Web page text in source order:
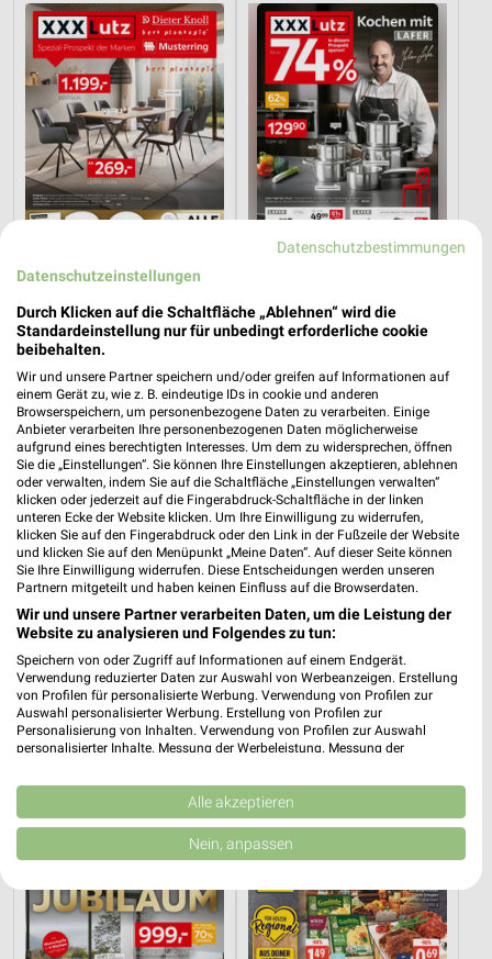
36,9 km
Spezial-Prospekt der Marken
Gültig bis Fr. 21.08.
36,9 km
Angebote ab 08.08.
XXXLutz
36,9 km
Büro Spezial
XXXLutz
36,9 km
Wohnenpreishits
XXXLutz EDEKA
Datenschutzbestimmungen
Datenschutzeinstellungen
Durch Klicken auf die Schaltfläche „Ablehnen“ wird die
Standardeinstellung nur für unbedingt erforderliche cookie
beibehalten.
Wir und unsere Partner speichern und/oder greifen auf Informationen auf
einem Gerät zu, wie z. B. eindeutige IDs in cookie und anderen
Browserspeichern, um personenbezogene Daten zu verarbeiten. Einige
Anbieter verarbeiten Ihre personenbezogenen Daten möglicherweise
aufgrund eines berechtigten Interesses. Um dem zu widersprechen, öffnen
Sie die „Einstellungen“. Sie können Ihre Einstellungen akzeptieren, ablehnen
oder verwalten, indem Sie auf die Schaltfläche „Einstellungen verwalten“
klicken oder jederzeit auf die Fingerabdruck-Schaltfläche in der linken
unteren Ecke der Website klicken. Um Ihre Einwilligung zu widerrufen,
klicken Sie auf den Fingerabdruck oder den Link in der Fußzeile der Website
und klicken Sie auf den Menüpunkt „Meine Daten“. Auf dieser Seite können
Sie Ihre Einwilligung widerrufen. Diese Entscheidungen werden unseren
Partnern mitgeteilt und haben keinen Einfluss auf die Browserdaten.
Wir und unsere Partner verarbeiten Daten, um die Leistung der
Website zu analysieren und Folgendes zu tun:
Speichern von oder Zugriff auf Informationen auf einem Endgerät.
Verwendung reduzierter Daten zur Auswahl von Werbeanzeigen. Erstellung
von Profilen für personalisierte Werbung. Verwendung von Profilen zur
Auswahl personalisierter Werbung. Erstellung von Profilen zur
Personalisierung von Inhalten. Verwendung von Profilen zur Auswahl
personalisierter Inhalte. Messung der Werbeleistung. Messung der
Kombinationen von Daten aus verschiedenen Quellen. Entwicklung und
Verbesserung der Angebote. Verwendung reduzierter Daten zur Auswahl
von Inhalten.
Daten können außerhalb der Europäischen Union weitergegeben und in die
USA gesendet werden.
Website/App.
Partnerliste anzeigen (1 IAB-Anbieter)
Wir nutzen Ihre Daten für folgende Zwecke:
Alle akzeptieren
Nein, anpassen